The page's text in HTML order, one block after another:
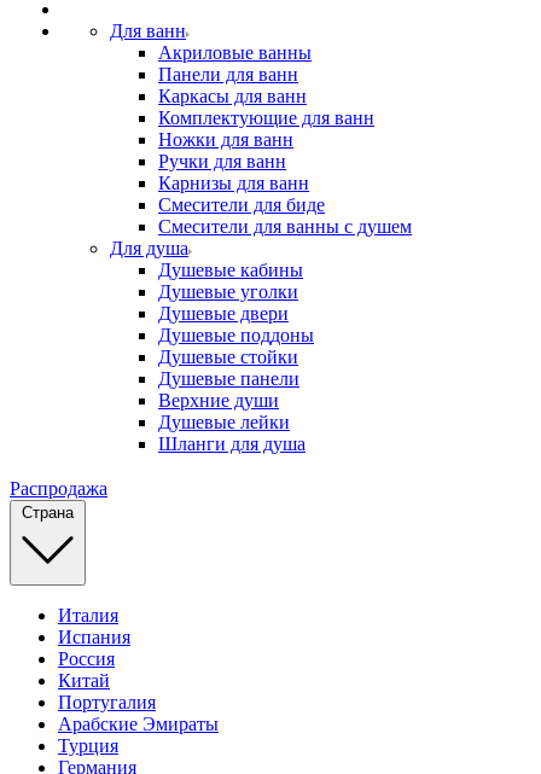
Для ванн
Акриловые ванны
Панели для ванн
Каркасы для ванн
Комплектующие для ванн
Ножки для ванн
Ручки для ванн
Карнизы для ванн
Смесители для биде
Смесители для ванны с душем
Для душа
Душевые кабины
Душевые уголки
Душевые двери
Душевые поддоны
Душевые стойки
Душевые панели
Верхние души
Душевые лейки
Шланги для душа
Распродажа
Страна
Италия
Испания
Россия
Китай
Португалия
Арабские Эмираты
Турция
Германия